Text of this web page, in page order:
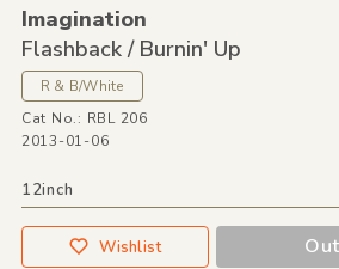
Imagination
Flashback /Burnin' Up
R & B/White
Cat No.: RBL 206
2013-01-06
12inch
Wishlist